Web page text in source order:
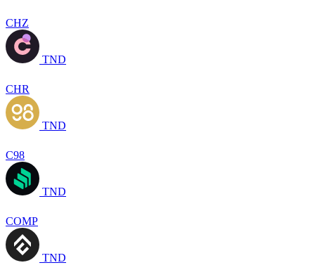
CHZ
TND
CHR
TND
C98
TND
COMP
TND